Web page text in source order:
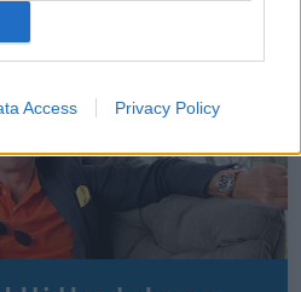
Access Privacy Policy